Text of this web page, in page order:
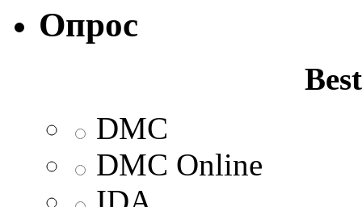
Опрос
DMC
DMC Online